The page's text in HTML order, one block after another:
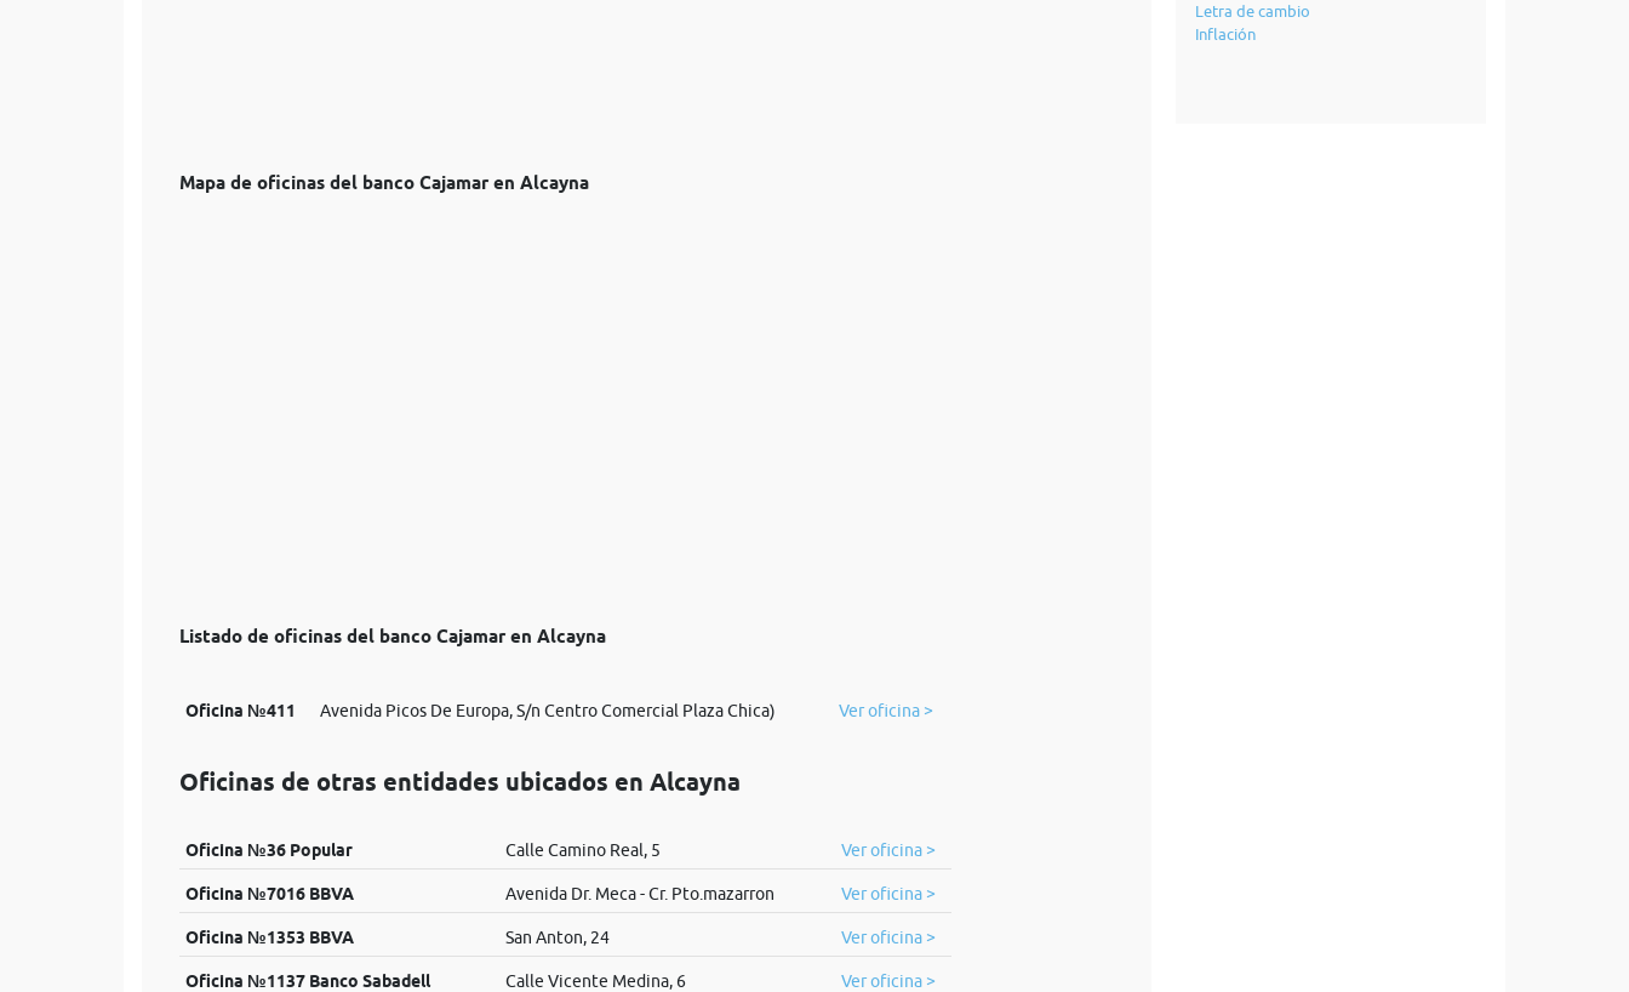
Mapa de oficinas del banco Cajamar en Alcayna
Listado de oficinas del banco Cajamar en Alcayna
Oficina №411 Avenida Picos De Europa, S/n Centro Comercial Plaza Chica) Ver oficina >
Oficinas de otras entidades ubicados en Alcayna
Oficina №36 Popular Calle Camino Real, 5 Ver oficina >
Oficina №7016 BBVA Avenida Dr. Meca - Cr. Pto.mazarron Ver oficina >
Oficina №1353 BBVA San Anton, 24 Ver oficina >
Oficina №1137 Banco Sabadell Calle Vicente Medina, 6 Ver oficina >
Letra de cambio
Inflación